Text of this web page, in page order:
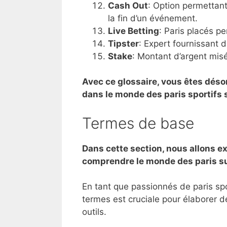
Cash Out: Option
la fin d’un événement.
Live Betting: Paris placés
Tipster: Expert fournissant
Stake: Montant d’argent
Avec ce glossaire, vous êtes
dans le monde des paris sportifs
Termes de base
Dans cette section, nous allons
comprendre le monde des paris
En tant que passionnés de paris
termes est cruciale pour élaborer
outils.